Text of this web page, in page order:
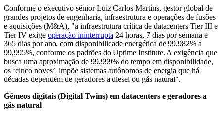
Conforme o executivo sênior Luiz Carlos Martins, gestor global de
grandes projetos de engenharia, infraestrutura e operações de fusões
e aquisições (M&A), "a infraestrutura crítica de datacenters Tier III e
Tier IV exige operação ininterrupta 24 horas, 7 dias por semana e
365 dias por ano, com disponibilidade energética de 99,982% a
99,995%, conforme os padrões do Uptime Institute. A exigência que
busca uma aproximação de 99,999% do tempo em disponibilidade,
os ‘cinco noves’, impõe sistemas autônomos de energia que há
décadas dependem de geradores a diesel ou gás natural".
Gêmeos digitais (Digital Twins) em datacenters e geradores a
gás natural